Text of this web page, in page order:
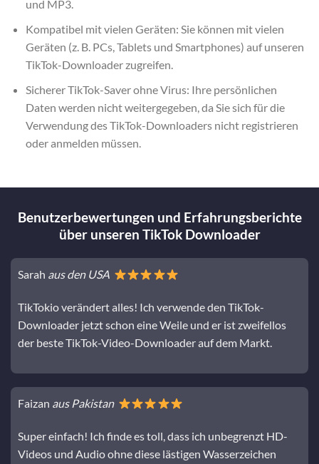
und MP3.
Kompatibel mit vielen Geräten: Sie können mit vielen
Geräten (z. B. PCs, Tablets und Smartphones) auf unseren
TikTok-Downloader zugreifen.
Sicherer TikTok-Saver ohne Virus: Ihre persönlichen
Daten werden nicht weitergegeben, da Sie sich für die
Verwendung des TikTok-Downloaders nicht registrieren
oder anmelden müssen.
Benutzerbewertungen und Erfahrungsberichte
über unseren TikTok Downloader
Sarah aus den USA
TikTokio verändert alles! Ich verwende den TikTok-
Downloader jetzt schon eine Weile und er ist zweifellos
der beste TikTok-Video-Downloader auf dem Markt.
Faizan aus Pakistan
Super einfach! Ich finde es toll, dass ich unbegrenzt HD-
Videos und Audio ohne diese lästigen Wasserzeichen